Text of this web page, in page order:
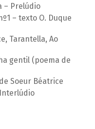
– Prelúdio
– texto O. Duque
Tarantella, Ao
gentil (poema de
Soeur Béatrice